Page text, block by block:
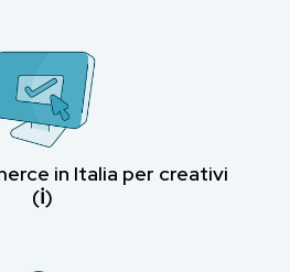
in Italia per creativi
(ℹ︎)